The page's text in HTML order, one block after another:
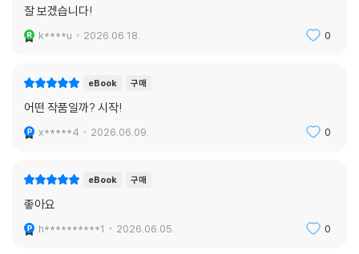
잘 보겠습니다!
k****u 2026.06.18. 0
eBook 구매
어떤 작품일까? 시작!
x*****4 2026.06.09. 0
eBook 구매
좋아요
h**********1 2026.06.05. 0